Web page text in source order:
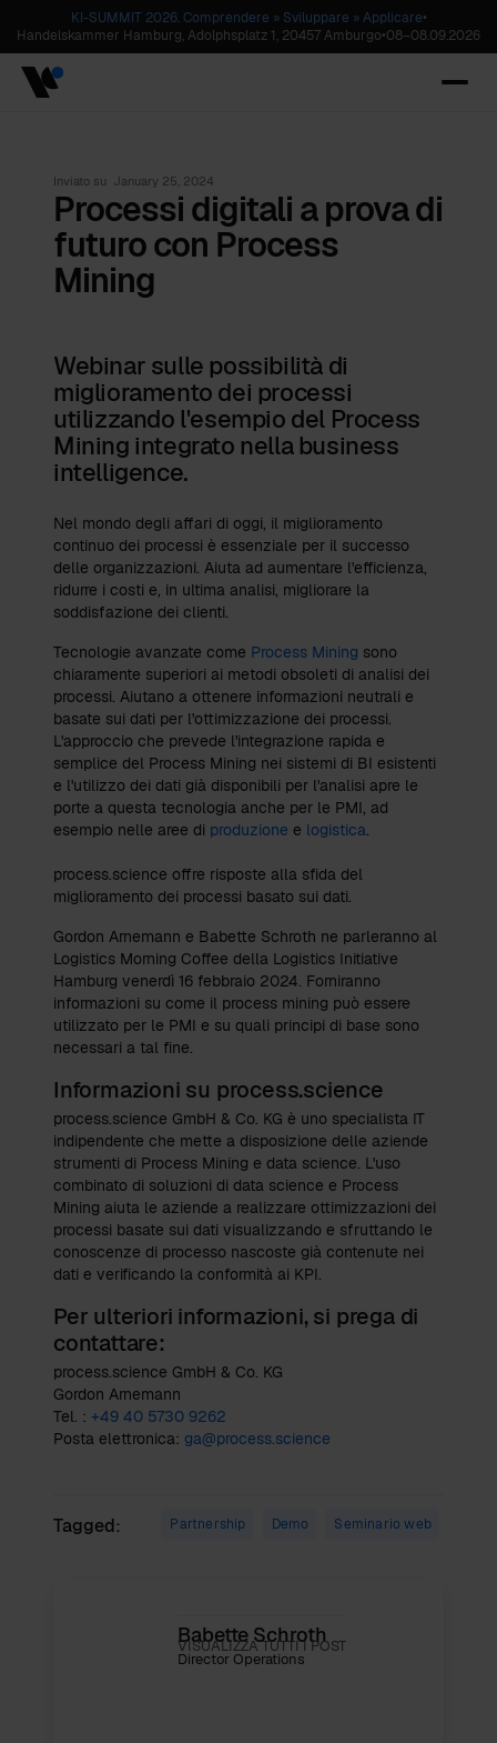
KI-SUMMIT 2026. Comprendere » Sviluppare » Applicare•
Handelskammer Hamburg, Adolphsplatz 1, 20457 Amburgo•08–08.09.2026
Inviato su January 25, 2024
Processi digitali a prova di
futuro con Process
Mining
Webinar sulle possibilità di
miglioramento dei processi
utilizzando l'esempio del Process
Mining integrato nella business
intelligence.
Nel mondo degli affari di oggi, il miglioramento
continuo dei processi è essenziale per il successo
delle organizzazioni. Aiuta ad aumentare l'efficienza,
ridurre i costi e, in ultima analisi, migliorare la
soddisfazione dei clienti.
Tecnologie avanzate come Process Mining sono
chiaramente superiori ai metodi obsoleti di analisi dei
processi. Aiutano a ottenere informazioni neutrali e
basate sui dati per l'ottimizzazione dei processi.
L'approccio che prevede l'integrazione rapida e
semplice del Process Mining nei sistemi di BI esistenti
e l'utilizzo dei dati già disponibili per l'analisi apre le
porte a questa tecnologia anche per le PMI, ad
esempio nelle aree di produzione e logistica.
process.science offre risposte alla sfida del
miglioramento dei processi basato sui dati.
Gordon Arnemann e Babette Schroth ne parleranno al
Logistics Morning Coffee della Logistics Initiative
Hamburg venerdì 16 febbraio 2024. Forniranno
informazioni su come il process mining può essere
utilizzato per le PMI e su quali principi di base sono
necessari a tal fine.
Informazioni su process.science
process.science GmbH & Co. KG è uno specialista IT
indipendente che mette a disposizione delle aziende
strumenti di Process Mining e data science. L'uso
combinato di soluzioni di data science e Process
Mining aiuta le aziende a realizzare ottimizzazioni dei
processi basate sui dati visualizzando e sfruttando le
conoscenze di processo nascoste già contenute nei
dati e verificando la conformità ai KPI.
Per ulteriori informazioni, si prega di
contattare:
process.science GmbH & Co. KG
Gordon Arnemann
Tel. : +49 40 5730 9262
Posta elettronica: ga@process.science
Tagged: Partnership Demo Seminario web
Babette Schroth
Director Operations
VISUALIZZA TUTTI I POST